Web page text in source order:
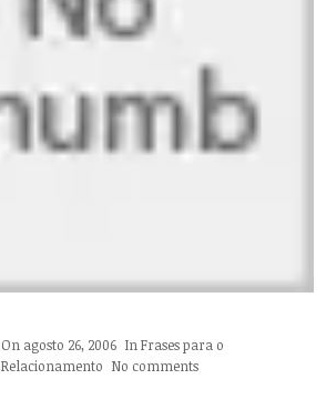
On agosto 26, 2006 InFrases para o
Relacionamento No comments